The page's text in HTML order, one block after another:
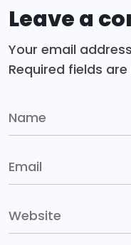
Leave a
Your email
Required fields